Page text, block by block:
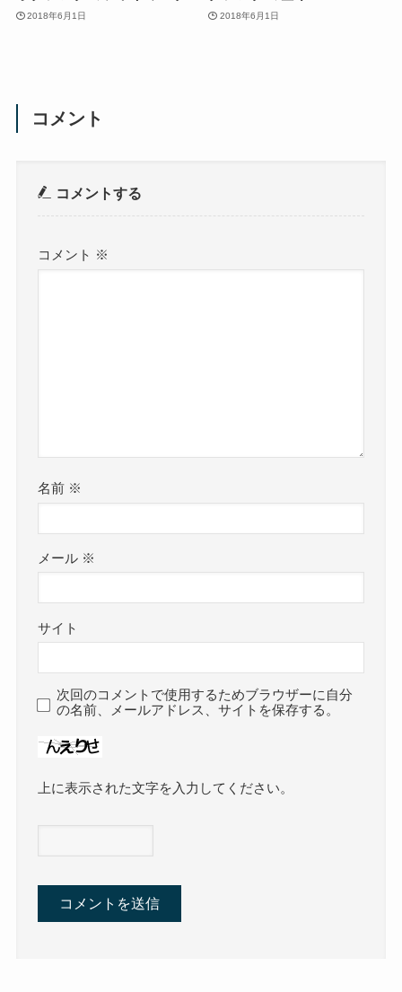
2018年6月1日 2018年6月1日
コメント
コメントする
コメント ※
名前 ※
メール ※
サイト
次回のコメントで使用するためブラウザーに自分
の名前、メールアドレス、サイトを保存する。
上に表示された文字を入力してください。